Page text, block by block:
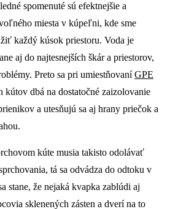
spomenuté sú efektnejšie a
miesta v kúpeľni, kde sme
každý kúsok priestoru. Voda je
aj do najtesnejších škár a priestorov,
Preto sa pri umiestňovaníGPE
kútov dbá na dostatočné zaizolovanie
a utesňujú sa aj hrany priečok a
kúte musia takisto odolávať
tá sa odvádza do odtoku v
stane, že nejaká kvapka zablúdi aj
sklenených zásten a dverí na to